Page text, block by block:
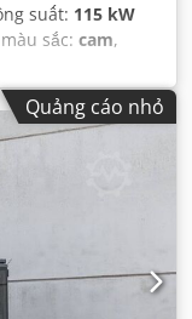
suất: 115 kW
sắc: cam,
Quảng cáo nhỏ